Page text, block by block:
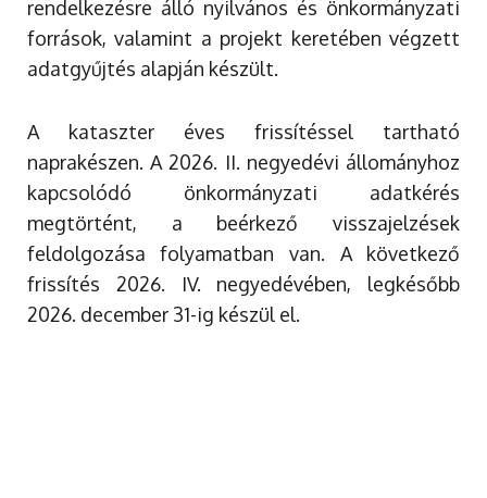
rendelkezésre álló nyilvános és önkormányzati
források, valamint a projekt keretében végzett
adatgyűjtés alapján készült.
A kataszter éves frissítéssel tartható
naprakészen. A 2026. II. negyedévi állományhoz
kapcsolódó önkormányzati adatkérés
megtörtént, a beérkező visszajelzések
feldolgozása folyamatban van. A következő
frissítés 2026. IV. negyedévében, legkésőbb
2026. december 31-ig készül el.